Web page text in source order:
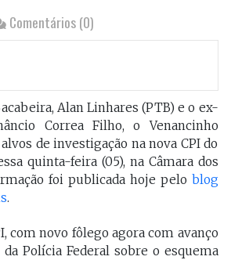
Comentários (0)
Alan Linhares (PTB) e o ex-
Correa Filho, o Venancinho
de investigação na nova CPI do
quinta-feira (05), na Câmara dos
foi publicada hoje pelo blog
.
com novo fôlego agora com avanço
Polícia Federal sobre o esquema